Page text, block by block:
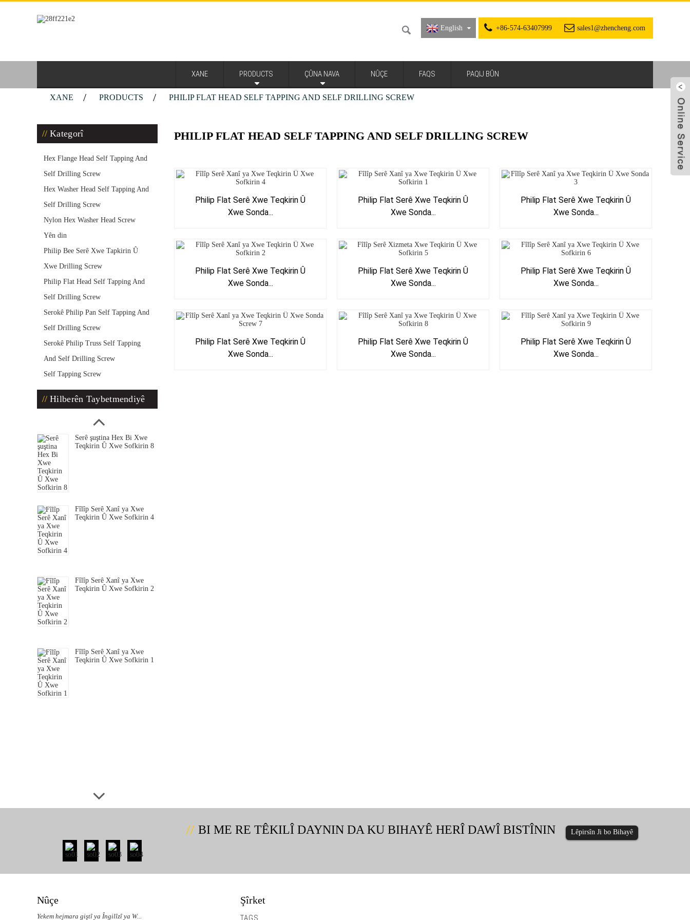
+86-574-63407999 sales1@zhencheng.com
English
XANE PRODUCTS ÇÛNA NAVA NÛÇE FAQS PAQIJ BÛN
XANE PRODUCTS PHILIP FLAT HEAD SELF TAPPING AND SELF DRILLING SCREW
Kategorî
Hex Flange Head Self Tapping And
Self Drilling Screw
Hex Washer Head Self Tapping And
Self Drilling Screw
Nylon Hex Washer Head Screw
Yên din
Philip Bee Serê Xwe Tapkirin Û
Xwe Drilling Screw
Philip Flat Head Self Tapping And
Self Drilling Screw
Serokê Philip Pan Self Tapping And
Self Drilling Screw
Serokê Philip Truss Self Tapping
And Self Drilling Screw
Self Tapping Screw
Hilberên Taybetmendiyê
Serê şuştina Hex Bi Xwe
Teqkirin Û Xwe Sofkirin 8
Fîlîp Serê Xanî ya Xwe
Teqkirin Û Xwe Sofkirin 4
Fîlîp Serê Xanî ya Xwe
Teqkirin Û Xwe Sofkirin 2
Fîlîp Serê Xanî ya Xwe
Teqkirin Û Xwe Sofkirin 1
PHILIP FLAT HEAD SELF TAPPING AND SELF DRILLING SCREW
Philip Flat Serê Xwe Teqkirin Û
Xwe Sonda...
Philip Flat Serê Xwe Teqkirin Û
Xwe Sonda...
Philip Flat Serê Xwe Teqkirin Û
Xwe Sonda...
Philip Flat Serê Xwe Teqkirin Û
Xwe Sonda...
Philip Flat Serê Xwe Teqkirin Û
Xwe Sonda...
Philip Flat Serê Xwe Teqkirin Û
Xwe Sonda...
Philip Flat Serê Xwe Teqkirin Û
Xwe Sonda...
Philip Flat Serê Xwe Teqkirin Û
Xwe Sonda...
Philip Flat Serê Xwe Teqkirin Û
Xwe Sonda...
BI ME RE TÊKILÎ DAYNIN DA KU BIHAYÊ HERÎ DAWÎ BISTÎNIN Lêpirsîn Ji bo Bihayê
Nûçe
Yekem hejmara giştî ya Îngilîzî ya W... Yekem hejmara giştî ya Îngilîzî ya W...
Şîrket
TAGS